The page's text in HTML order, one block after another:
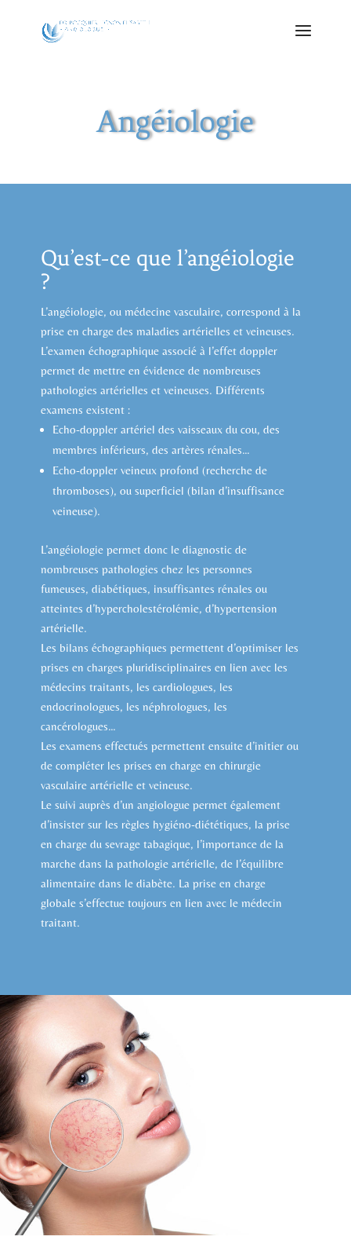
Angéiologie
Qu’est-ce que l’angéiologie
?
L’angéiologie, ou médecine vasculaire, correspond à la
prise en charge des maladies artérielles et veineuses.
L’examen échographique associé à l’effet doppler
permet de mettre en évidence de nombreuses
pathologies artérielles et veineuses. Différents
examens existent :
Echo-doppler artériel des vaisseaux du cou, des
membres inférieurs, des artères rénales…
Echo-doppler veineux profond (recherche de
thromboses), ou superficiel (bilan d’insuffisance
veineuse).
L’angéiologie permet donc le diagnostic de
nombreuses pathologies chez les personnes
fumeuses, diabétiques, insuffisantes rénales ou
atteintes d’hypercholestérolémie, d’hypertension
artérielle.
Les bilans échographiques permettent d’optimiser les
prises en charges pluridisciplinaires en lien avec les
médecins traitants, les cardiologues, les
endocrinologues, les néphrologues, les
cancérologues…
Les examens effectués permettent ensuite d’initier ou
de compléter les prises en charge en chirurgie
vasculaire artérielle et veineuse.
Le suivi auprès d’un angiologue permet également
d’insister sur les règles hygiéno-diététiques, la prise
en charge du sevrage tabagique, l’importance de la
marche dans la pathologie artérielle, de l’équilibre
alimentaire dans le diabète. La prise en charge
globale s’effectue toujours en lien avec le médecin
traitant.